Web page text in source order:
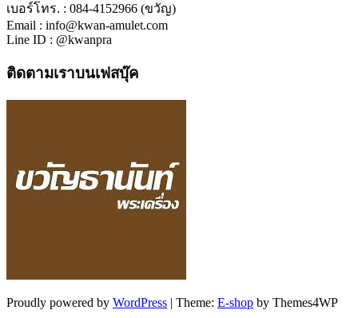
เบอร์โทร. : 084-4152966 (ขวัญ)
Email : info@kwan-amulet.com
Line ID : @kwanpra
ติดตามเราบนเฟสบุ๊ค
Proudly powered by WordPress | Theme: E-shop by Themes4WP